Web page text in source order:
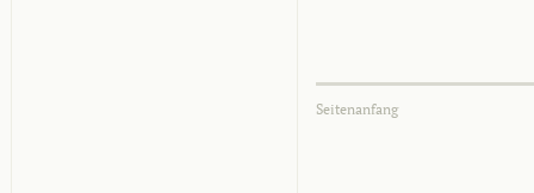
Seitenanfang